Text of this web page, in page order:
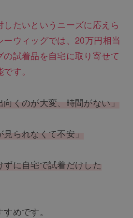
たいというニーズに応えら
ウィッグでは、20万円相当
試着品を自宅に取り寄せて
す。
向くのが大変、時間がない」
られなくて不安」
ずに自宅で試着だけした
めです。